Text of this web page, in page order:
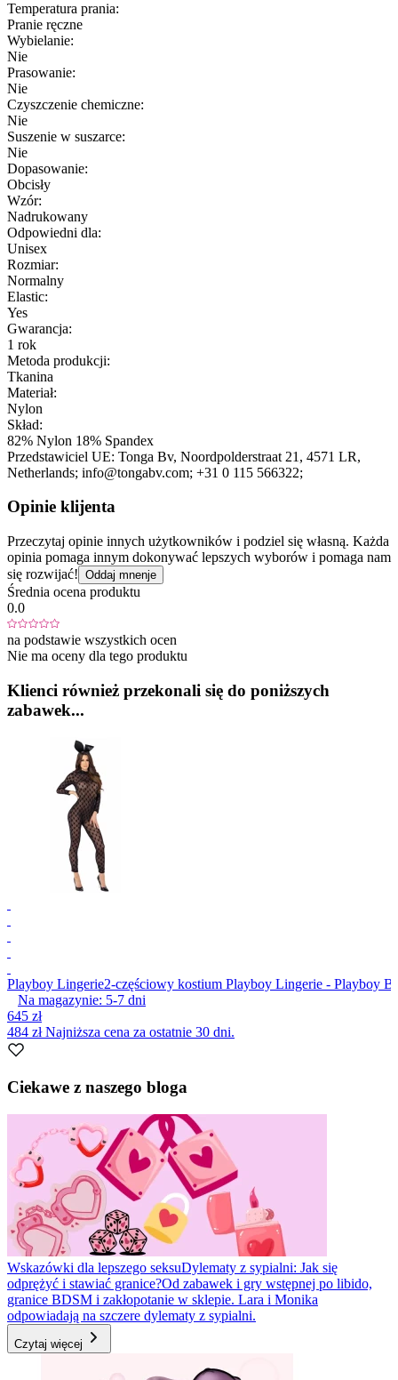
Temperatura prania:
Pranie ręczne
Wybielanie:
Nie
Prasowanie:
Nie
Czyszczenie chemiczne:
Nie
Suszenie w suszarce:
Nie
Dopasowanie:
Obcisły
Wzór:
Nadrukowany
Odpowiedni dla:
Unisex
Rozmiar:
Normalny
Elastic:
Yes
Gwarancja:
1 rok
Metoda produkcji:
Tkanina
Materiał:
Nylon
Skład:
82% Nylon 18% Spandex
Przedstawiciel UE: Tonga Bv, Noordpolderstraat 21 , 4571 LR,
Netherlands; info@tongabv.com; +31 0 115 566322;
Opinie klijenta
Przeczytaj opinie innych użytkowników i podziel się własną. Każda
opinia pomaga innym dokonywać lepszych wyborów i pomaga nam
się rozwijać! Oddaj mnenje
Średnia ocena produktu
0.0
na podstawie wszystkich ocen
Nie ma oceny dla tego produktu
Klienci również przekonali się do poniższych
zabawek...
Playboy Lingerie2-częściowy kostium Playboy Lingerie - Playboy
Na magazynie: 5-7 dni
645 zł
484 złNajniższa cena za ostatnie 30 dni.
1
1
Ciekawe z naszego bloga
Wskazówki dla lepszego seksuDylematy z sypialni: Jak się
odprężyć i stawiać granice?Od zabawek i gry wstępnej po libido,
granice BDSM i zakłopotanie w sklepie. Lara i Monika
odpowiadają na szczere dylematy z sypialni.
Czytaj więcej